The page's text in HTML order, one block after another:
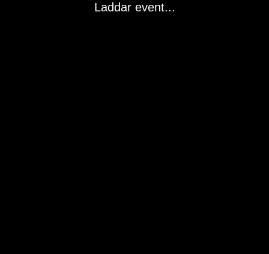
Laddar event...